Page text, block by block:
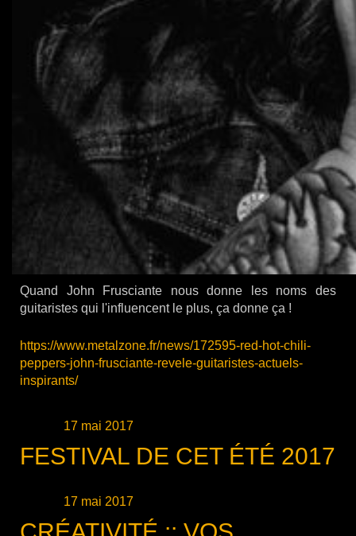
Quand John Frusciante nous donne les noms des
guitaristes qui l'influencent le plus, ça donne ça !
https://www.metalzone.fr/news/172595-red-hot-chili-
peppers-john-frusciante-revele-guitaristes-actuels-
inspirants/
17 mai 2017
FESTIVAL DE CET ÉTÉ 2017
17 mai 2017